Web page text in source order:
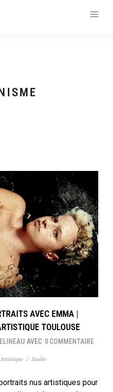
AVEC EMMA |
TOULOUSE
AVEC 0 COMMENTAIRE
/ Studio
nus artistiques pour